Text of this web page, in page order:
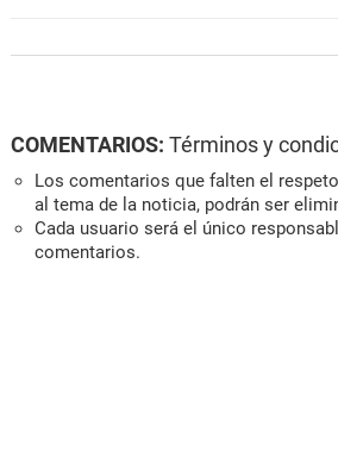
COMENTARIOS: Términos y
Los comentarios que falten el
al tema de la noticia, podrán ser
Cada usuario será el único
comentarios.